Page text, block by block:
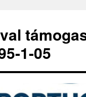
1-05